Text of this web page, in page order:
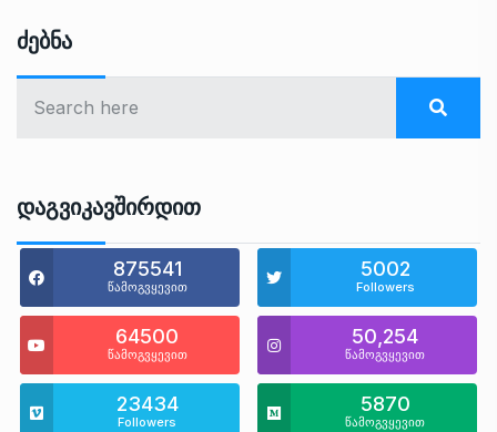
Ძებნა
Დაგვიკავშირდით
875541
წამოგვყევით
5002
Followers
64500
წამოგვყევით
50,254
წამოგვყევით
23434
Followers
5870
წამოგვყევით